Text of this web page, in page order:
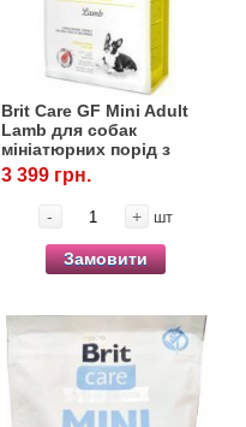
Brit Care GF Mini Adult
Lamb для собак
мініатюрних порід з
ягнятиною, 7 кг
3 399 грн.
- + шт
Замовити